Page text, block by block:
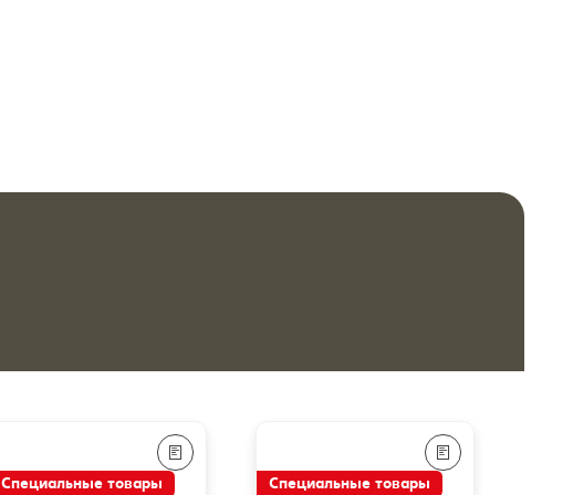
Специальные товары Специальные товары